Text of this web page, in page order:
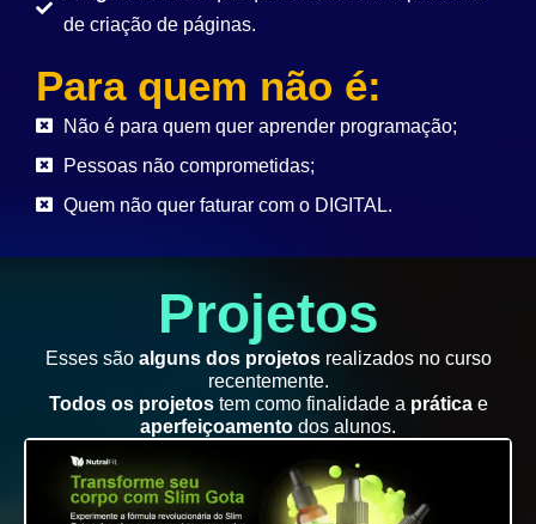
de criação de páginas.
Para quem não é:
Não é para quem quer aprender programação;
Pessoas não comprometidas;
Quem não quer faturar com o DIGITAL.
Projetos
Esses sãoalguns dos projetosrealizados no curso
recentemente.
Todos os projetos tem como finalidade a prática e
aperfeiçoamento dos alunos.